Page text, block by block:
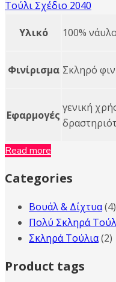
Τούλι Σχέδιο 2040
Υλικό 100%
Φινίρισμα Σκληρό
Εφαρμογές
γενική
Read more
Categories
Βουάλ & Δίχτυα(4)
Πολύ Σκληρά
Σκληρά Τούλια(2)
Product tags